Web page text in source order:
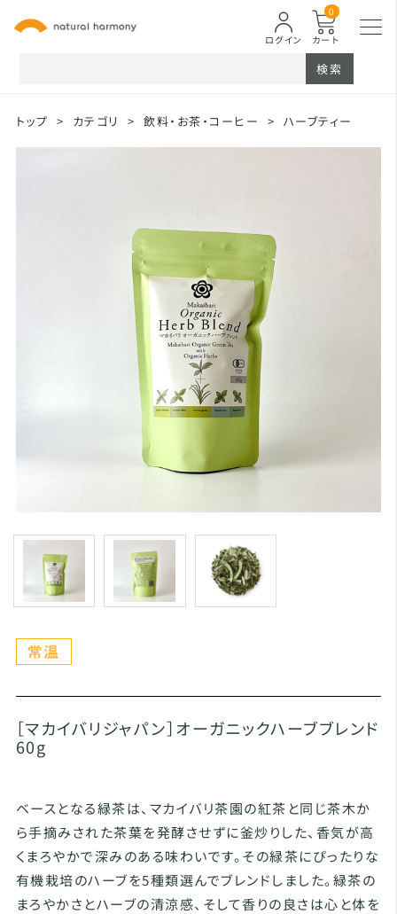
カート
0
ログイン
検索
トップ > カテゴリ > 飲料・お茶・コーヒー > ハーブティー
［マカイバリジャパン］オーガニックハーブブレンド
60g
ベースとなる緑茶は、マカイバリ茶園の紅茶と同じ茶木か
ら手摘みされた茶葉を発酵させずに釜炒りした、香気が高
くまろやかで深みのある味わいです。その緑茶にぴったりな
有機栽培のハーブを5種類選んでブレンドしました。緑茶の
まろやかさとハーブの清涼感、そして香りの良さは心と体を